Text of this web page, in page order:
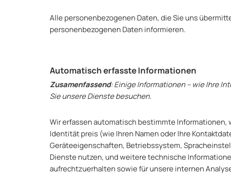
Alle personenbezogenen Daten, die Sie uns
personenbezogenen Daten informieren.
Automatisch erfasste Informationen
Zusamenfassend: Einige Informationen – wie Ihre
Sie unsere Dienste besuchen.
Wir erfassen automatisch bestimmte Informationen,
Identität preis (wie Ihren Namen oder Ihre
Geräteeigenschaften, Betriebssystem,
Dienste nutzen, und weitere technische
aufrechtzuerhalten sowie für unsere internen